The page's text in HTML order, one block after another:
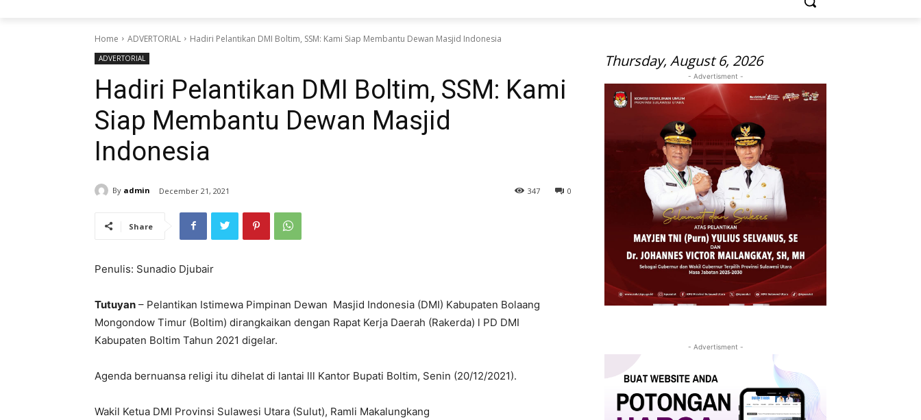
Home ADVERTORIAL Hadiri Pelantikan DMI Boltim, SSM: Kami Siap Membantu Dewan Masjid Indonesia
ADVERTORIAL
Hadiri Pelantikan DMI Boltim, SSM: Kami
Siap Membantu Dewan Masjid
Indonesia
By admin December 21, 2021 0
347
Share
Penulis: Sunadio Djubair
Tutuyan – Pelantikan Istimewa Pimpinan Dewan Masjid Indonesia (DMI) Kabupaten Bolaang
Mongondow Timur (Boltim) dirangkaikan dengan Rapat Kerja Daerah (Rakerda) l PD DMI
Kabupaten Boltim Tahun 2021 digelar.
Agenda bernuansa religi itu dihelat di lantai lll Kantor Bupati Boltim, Senin (20/12/2021).
Wakil Ketua DMI Provinsi Sulawesi Utara (Sulut), Ramli Makalungkang
Thursday, August 6, 2026
- Advertisment -
- Advertisment -